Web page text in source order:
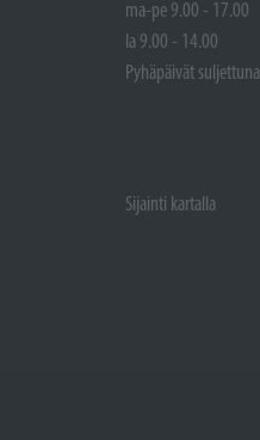
ma-pe 9.00 - 17.00
la 9.00 - 14.00
Pyhäpäivät suljettuna
Sijainti kartalla